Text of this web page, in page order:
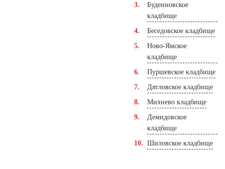
Буденновское
кладбище
Беседовское кладбище
Ново-Ямское
кладбище
Пуршевское кладбище
Дятловское кладбище
Михнево кладбище
Демидовское
кладбище
Шиловское кладбище